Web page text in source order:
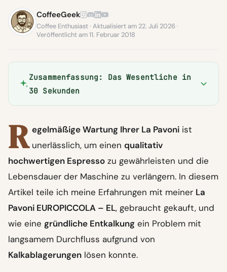
CoffeeGeek
Coffee Enthusiast · Aktualisiert am 22. Juli 2026 ·
Veröffentlicht am 11. Februar 2018
Zusammenfassung: Das Wesentliche in
30 Sekunden
R egelmäßige Wartung Ihrer La Pavoni ist
unerlässlich, um einenqualitativ
hochwertigen Espresso zu gewährleisten und die
Lebensdauer der Maschine zu verlängern. In diesem
Artikel teile ich meine Erfahrungen mit meiner La
Pavoni EUROPICCOLA – EL, gebraucht gekauft, und
wie eine gründliche Entkalkung ein Problem mit
langsamem Durchfluss aufgrund von
Kalkablagerungen lösen konnte.